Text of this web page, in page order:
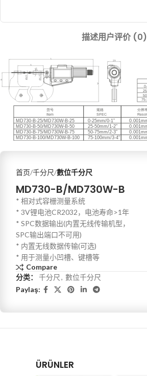
描述用户评价 (0)
首页 千分尺 數位千分尺
MD730-B/MD730W-B
* 相对式容栅测量系统
* 3V锂电池CR2032，电池寿命>1年
* SPC数据输出(内置无线传输机型，
SPC输出端口不可用)
* 内置无线数据传输(可选)
* 用于测量小凹槽、键槽等
Compare
分类：
千分尺 , 數位千分尺
Paylaş:
ÜRÜNLER